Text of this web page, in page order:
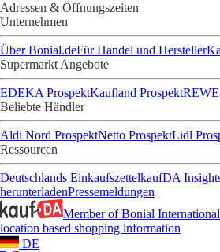
Adressen & Öffnungszeiten
Unternehmen
Über Bonial.deFür Handel und Hersteller
Supermarkt Angebote
EDEKA ProspektKaufland Prospekt
Beliebte Händler
Aldi Nord ProspektNetto ProspektLidl
Ressourcen
Deutschlands EinkaufszettelkaufDA
herunterladenPressemeldungen
Member of Bonial
location based shopping information
DE